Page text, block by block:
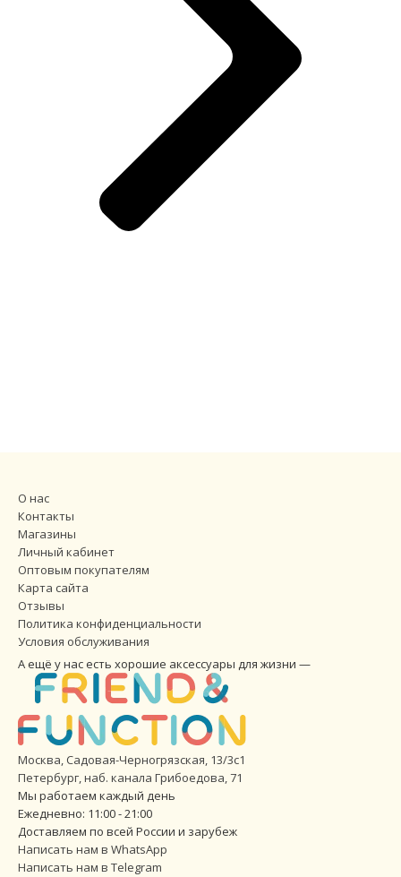
О нас
Контакты
Магазины
Личный кабинет
Оптовым покупателям
Карта сайта
Отзывы
Политика конфиденциальности
Условия обслуживания
А ещё у нас есть хорошие аксессуары для жизни —
Москва, Садовая-Черногрязская, 13/3с1
Петербург,наб. канала Грибоедова, 71
Мы работаем каждый день
Ежедневно: 11:00 - 21:00
Доставляем по всей России и зарубеж
Написать нам в WhatsApp
Написать нам в Telegram